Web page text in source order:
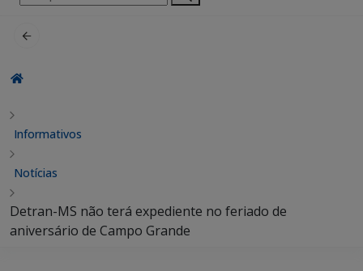
por:
Informativos
Notícias
Detran-MS não terá expediente no feriado de
aniversário de Campo Grande